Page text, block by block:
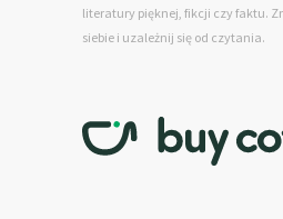
literatury pięknej, fikcji czy faktu.
siebie i uzależnij się od czytania.